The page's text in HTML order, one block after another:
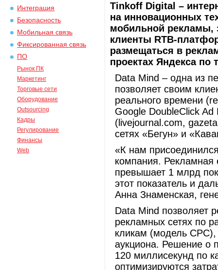
Интеграция
Безопасность
Мобильная связь
Фиксированная связь
ПО
Рынок ПК
Маркетинг
Торговые сети
Оборудование
Outsourcing
Кадры
Регулирование
Финансы
Web
Tinkoff Digital –
на инновационных
мобильной рекламы,
клиенты RTB-
размещаться в
проектах Яндекса по
Data Mind – одна из
позволяет своим
реального времени
Google DoubleClick Ad
(livejournal.com,
сетях «Бегун» и
«К нам
компания. Рекламная
превышает 1 млрд
этот показатель и
Анна Знаменская,
Data Mind позволяет
рекламных сетях по
кликам (модель
аукциона. Решение о
120 миллисекунд по
оптимизируются